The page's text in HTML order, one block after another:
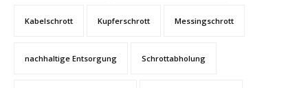
Kabelschrott Kupferschrott Messingschrott
nachhaltige Entsorgung Schrottabholung